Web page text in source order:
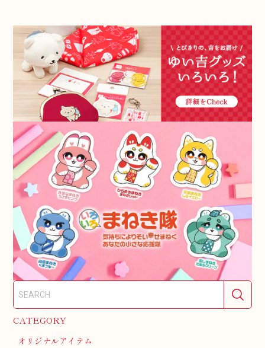
CATEGORY
オリジナルアイテム